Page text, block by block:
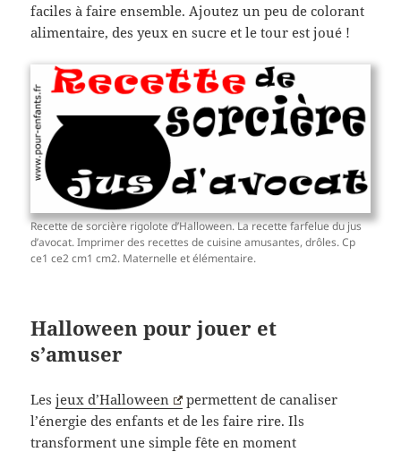
faciles à faire ensemble. Ajoutez un peu de colorant
alimentaire, des yeux en sucre et le tour est joué !
Recette de sorcière rigolote d’Halloween. La recette farfelue du jus
d’avocat. Imprimer des recettes de cuisine amusantes, drôles. Cp
ce1 ce2 cm1 cm2. Maternelle et élémentaire.
Halloween pour jouer et
s’amuser
Lesjeux d’Halloween
permettent de canaliser
l’énergie des enfants et de les faire rire. Ils
transforment une simple fête en moment